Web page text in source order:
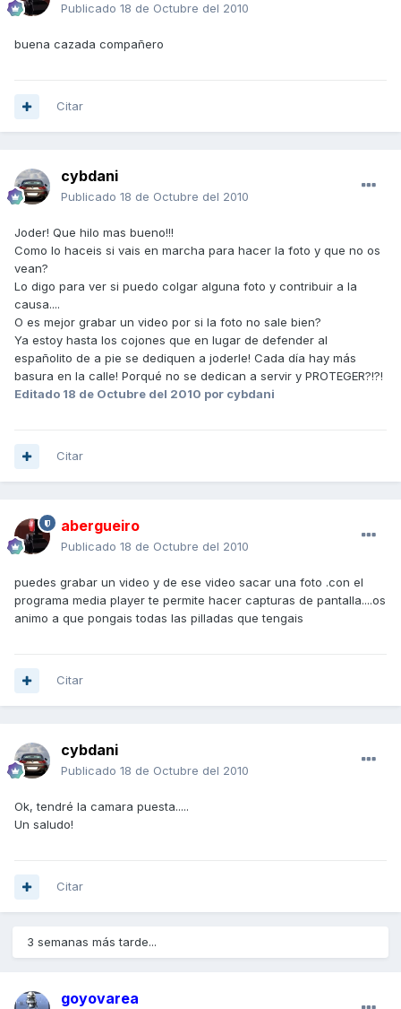
Publicado 18 de Octubre del 2010
buena cazada compañero
Citar
cybdani
Publicado 18 de Octubre del 2010
Joder! Que hilo mas bueno!!!
Como lo haceis si vais en marcha para hacer la foto y que no os
vean?
Lo digo para ver si puedo colgar alguna foto y contribuir a la
causa....
O es mejor grabar un video por si la foto no sale bien?
Ya estoy hasta los cojones que en lugar de defender al
españolito de a pie se dediquen a joderle! Cada día hay más
basura en la calle! Porqué no se dedican a servir y PROTEGER?!?!
Editado 18 de Octubre del 2010 por cybdani
Citar
abergueiro
Publicado 18 de Octubre del 2010
puedes grabar un video y de ese video sacar una foto .con el
programa media player te permite hacer capturas de pantalla....os
animo a que pongais todas las pilladas que tengais
Citar
cybdani
Publicado 18 de Octubre del 2010
Ok, tendré la camara puesta.....
Un saludo!
Citar
3 semanas más tarde...
goyovarea